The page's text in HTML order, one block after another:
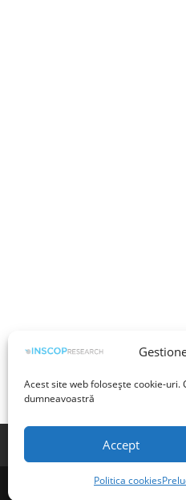
Acest site web folosește cookie-
dumneavoastră
Accept
Politica cookies
Termeni și
©INSCOP